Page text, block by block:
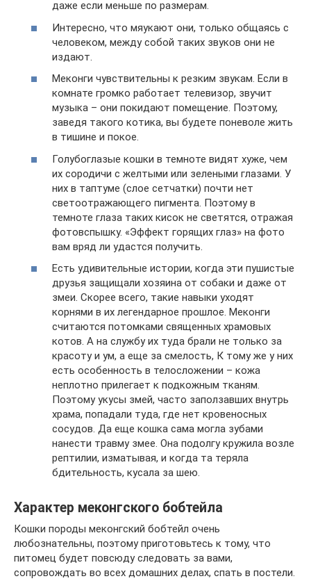
даже если меньше по размерам.
Интересно, что мяукают они, только общаясь с
человеком, между собой таких звуков они не
издают.
Меконги чувствительны к резким звукам. Если в
комнате громко работает телевизор, звучит
музыка – они покидают помещение. Поэтому,
заведя такого котика, вы будете поневоле жить
в тишине и покое.
Голубоглазые кошки в темноте видят хуже, чем
их сородичи с желтыми или зелеными глазами. У
них в таптуме (слое сетчатки) почти нет
светоотражающего пигмента. Поэтому в
темноте глаза таких кисок не светятся, отражая
фотовспышку. «Эффект горящих глаз» на фото
вам вряд ли удастся получить.
Есть удивительные истории, когда эти пушистые
друзья защищали хозяина от собаки и даже от
змеи. Скорее всего, такие навыки уходят
корнями в их легендарное прошлое. Меконги
считаются потомками священных храмовых
котов. А на службу их туда брали не только за
красоту и ум, а еще за смелость, К тому же у них
есть особенность в телосложении – кожа
неплотно прилегает к подкожным тканям.
Поэтому укусы змей, часто заползавших внутрь
храма, попадали туда, где нет кровеносных
сосудов. Да еще кошка сама могла зубами
нанести травму змее. Она подолгу кружила возле
рептилии, изматывая, и когда та теряла
бдительность, кусала за шею.
Характер меконгского бобтейла
Кошки породы меконгский бобтейл очень
любознательны, поэтому приготовьтесь к тому, что
питомец будет повсюду следовать за вами,
сопровождать во всех домашних делах, спать в постели.